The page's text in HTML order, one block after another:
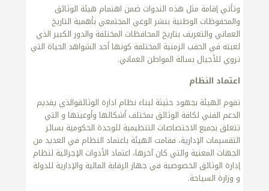
وتأتي إقامة مثل هذه الندوات ضمن اهتمام هيئة الوثائق
والمحفوظات الوطنية بنشر الوعي المجتمعي بأهمية التاريخ
العماني والتعريف بتاريخ المحافظات المختلفة والدور الكبير الذي
لعبته في الحقب الزمنية المختلفة كونها أحد الشواهد الحياة التي
تروي للأجيال بسالة المواطن العماني.
اعتماد النظام
تقوم الهيئة بجهود حثيثة لبناء نظام ادارة الوثائقوالذي يقديم
الدعم الفني لكافة الوثائق بمختلف أشكالها وأوعيتها و التي
تتعلق بجميع الاختصاصات التنظيمية للوحدة الحكومية بسائر
التقسيمات الإدارية، فقامت الهيئة باعتماد النظام في العديد من
الجهات المعنية والتي كان آخرها، اعتماد الأدوات الإجرائية لنظام
إدارة الوثائق الخصوصية في جهاز الرقابة المالية والإدارية للدولة
و وزارة السياحة.